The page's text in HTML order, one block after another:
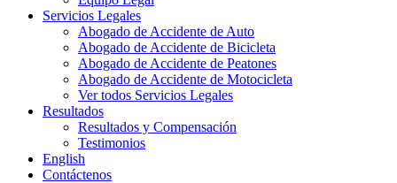
Servicios Legales
Abogado de Accidente de Auto
Abogado de Accidente de Bicicleta
Abogado de Accidente de Peatones
Abogado de Accidente de Motocicleta
Ver todos Servicios Legales
Resultados
Resultados y Compensación
Testimonios
English
Contáctenos